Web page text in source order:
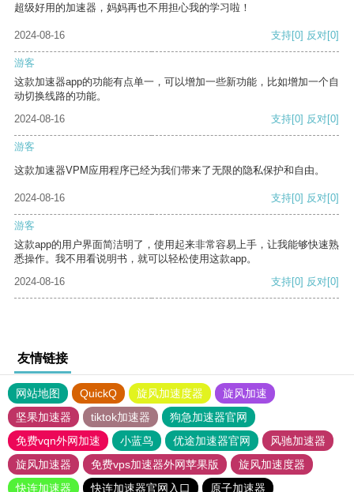
超级好用的加速器，妈妈再也不用担心我的学习啦！
2024-08-16 支持[0] 反对[0]
游客
这款加速器app的功能有点单一，可以增加一些新功能，比如增加一个自
动切换线路的功能。
2024-08-16
支持[0] 反对[0]
游客
这款加速器VPM应用程序已经为我们带来了无限的隐私保护和自由。
2024-08-16 支持[0] 反对[0]
游客
这款app的用户界面简洁明了，使用起来非常容易上手，让我能够快速熟
悉操作。我不用看说明书，就可以轻松使用这款app。
2024-08-16
支持[0] 反对[0]
友情链接
网站地图 QuickQ 旋风加速度器
旋风加速
坚果加速器
tiktok加速器
狗急加速器官网
免费vqn外网加速
小蓝鸟 优途加速器官网
风驰加速器
旋风加速器
免费vps加速器外网苹果版
旋风加速度器
快连加速器
快连加速器官网入口
原子加速器